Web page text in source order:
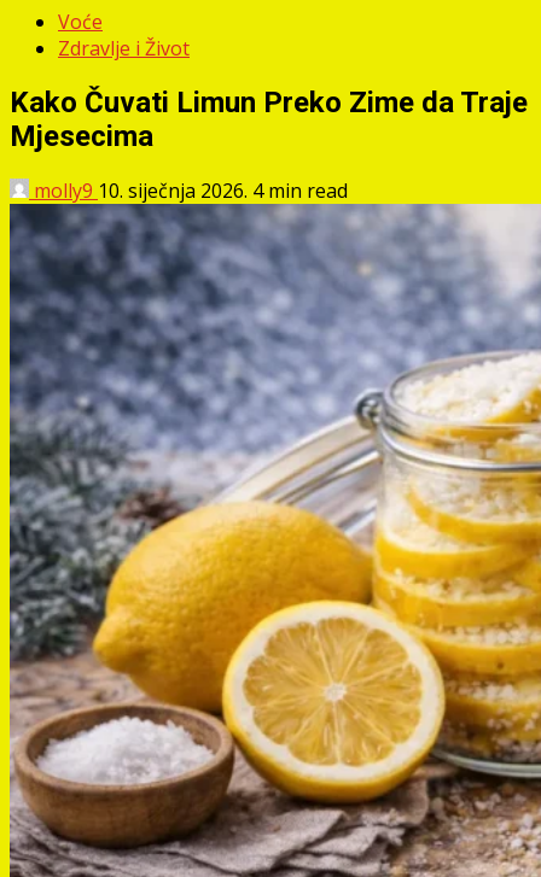
Voće
Zdravlje i Život
Kako Čuvati Limun Preko Zime da Traje
Mjesecima
molly9 10. siječnja 2026. 4 min read